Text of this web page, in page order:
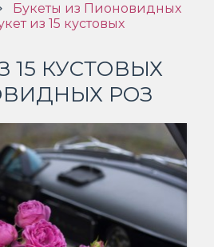
Букеты из Пионовидных
из 15 кустовых
15 КУСТОВЫХ
РОЗ